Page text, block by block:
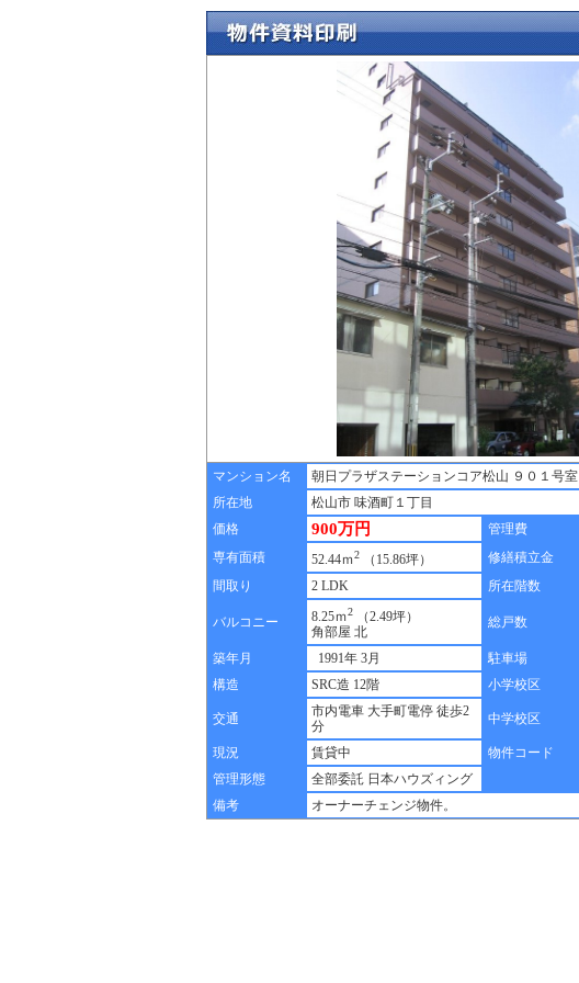
マンション名
朝日プラザステーションコア松山 ９０１号室
所在地
松山市 味酒町１丁目
価格
900万円 管理費
専有面積
52.44ｍ2 （15.86坪） 修繕積立金
間取り
2 LDK 所在階数
バルコニー 8.25ｍ2
（2.49坪）
角部屋 北
総戸数
築年月 1991年 3月 駐車場
構造
SRC造 12階 小学校区
交通
市内電車 大手町電停 徒歩2
分
中学校区
現況 賃貸中 物件コード
管理形態
全部委託 日本ハウズィング
備考
オーナーチェンジ物件。